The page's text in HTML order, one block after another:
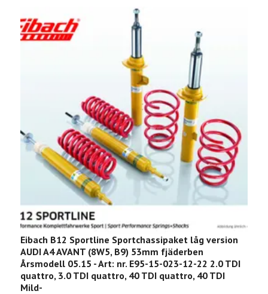
Eibach B12 Sportline Sportchassipaket låg version
AUDI A4 AVANT (8W5, B9) 53mm fjäderben
Årsmodell 05.15 - Art: nr. E95-15-023-12-22 2.0 TDI
quattro, 3.0 TDI quattro, 40 TDI quattro, 40 TDI
Mild-